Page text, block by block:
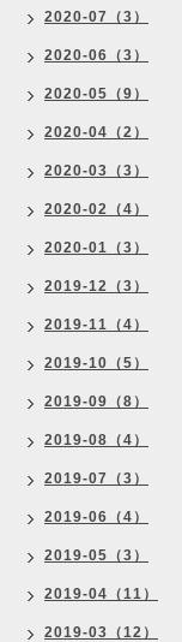
2020-07（3）
2020-06（3）
2020-05（9）
2020-04（2）
2020-03（3）
2020-02（4）
2020-01（3）
2019-12（3）
2019-11（4）
2019-10（5）
2019-09（8）
2019-08（4）
2019-07（3）
2019-06（4）
2019-05（3）
2019-04（11）
2019-03（12）